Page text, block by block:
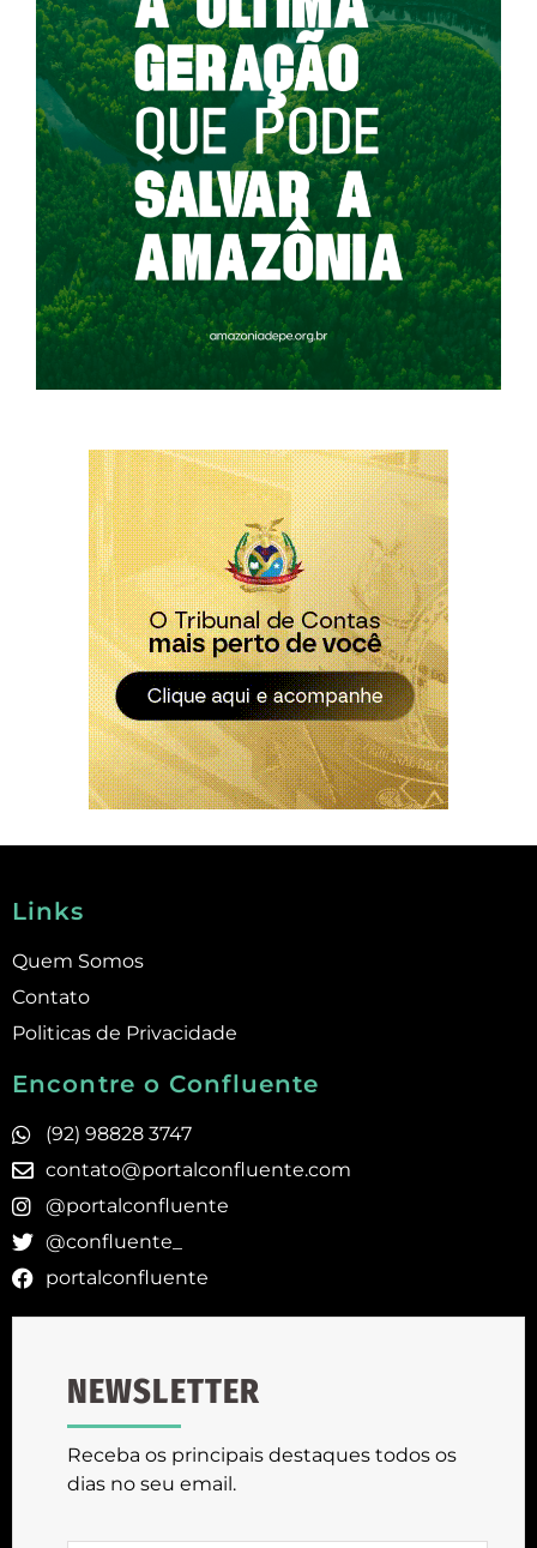
Links
Quem Somos
Contato
Politicas de Privacidade
Encontre o Confluente
(92) 98828 3747
contato@portalconfluente.com
@portalconfluente
@confluente_
portalconfluente
NEWSLETTER
Receba os principais destaques todos os
dias no seu email.